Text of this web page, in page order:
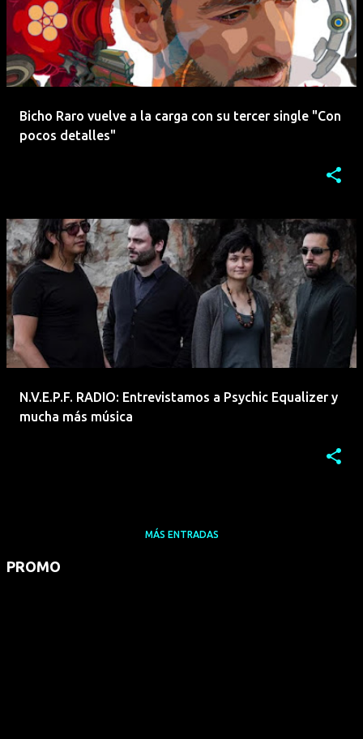
a
d
Bicho Raro vuelve a la carga con su tercer single "Con
pocos detalles"
N.V.E.P.F. RADIO: Entrevistamos a Psychic Equalizer y
mucha más música
MÁS ENTRADAS
PROMO